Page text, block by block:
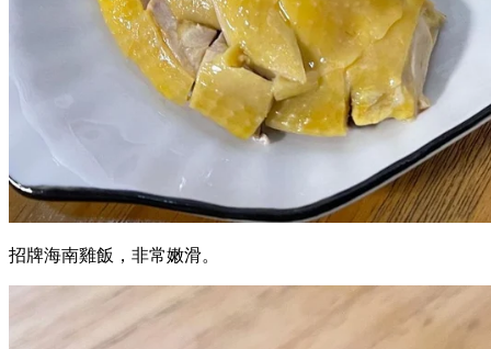
招牌海南雞飯，非常嫩滑。